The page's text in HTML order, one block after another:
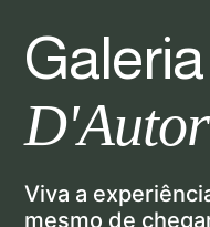
Galeria
Viva a
mesmo de